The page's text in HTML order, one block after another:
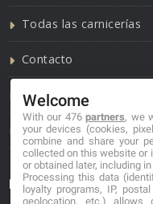
Todas las carnicerías
Contacto
Política de cookies
Política de privacidad
Información de
Welcome
With our 476partners, we
your devices (cookies,
combine and share your
collected on this website or
or obtained later, including
Processing this data
loyalty programs, IP,
geolocation, etc.) allows